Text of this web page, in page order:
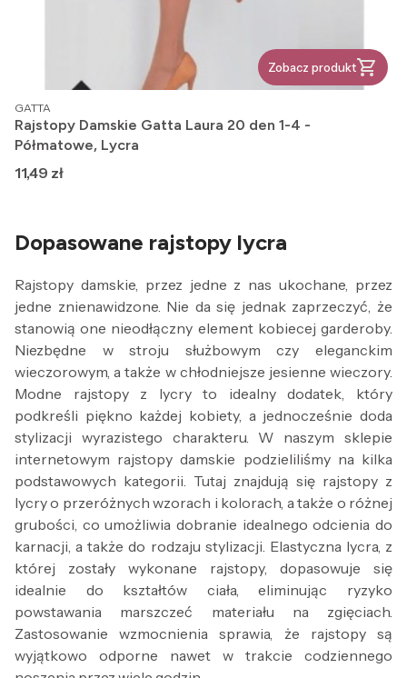
Zobacz produkt
PRODUCENT
GATTA
Rajstopy Damskie Gatta Laura 20 den 1-4 -
Półmatowe, Lycra
Cena
11,49 zł
Dopasowane rajstopy lycra
Rajstopy damskie, przez jedne z nas ukochane, przez
jedne znienawidzone. Nie da się jednak zaprzeczyć, że
stanowią one nieodłączny element kobiecej garderoby.
Niezbędne w stroju służbowym czy eleganckim
wieczorowym, a także w chłodniejsze jesienne wieczory.
Modne rajstopy z lycry to idealny dodatek, który
podkreśli piękno każdej kobiety, a jednocześnie doda
stylizacji wyrazistego charakteru. W naszym sklepie
internetowym rajstopy damskie podzieliliśmy na kilka
podstawowych kategorii. Tutaj znajdują się rajstopy z
lycry o przeróżnych wzorach i kolorach, a także o różnej
grubości, co umożliwia dobranie idealnego odcienia do
karnacji, a także do rodzaju stylizacji. Elastyczna lycra, z
której zostały wykonane rajstopy, dopasowuje się
idealnie do kształtów ciała, eliminując ryzyko
powstawania marszczeć materiału na zgięciach.
Zastosowanie wzmocnienia sprawia, że rajstopy są
wyjątkowo odporne nawet w trakcie codziennego